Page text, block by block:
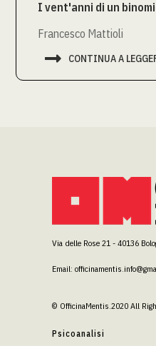
I vent'anni di un
Francesco Mattioli
 CONTINUA A
Via delle Rose 21 - 40136
Email:
© OfficinaMentis.2020 All
Psicoanalisi